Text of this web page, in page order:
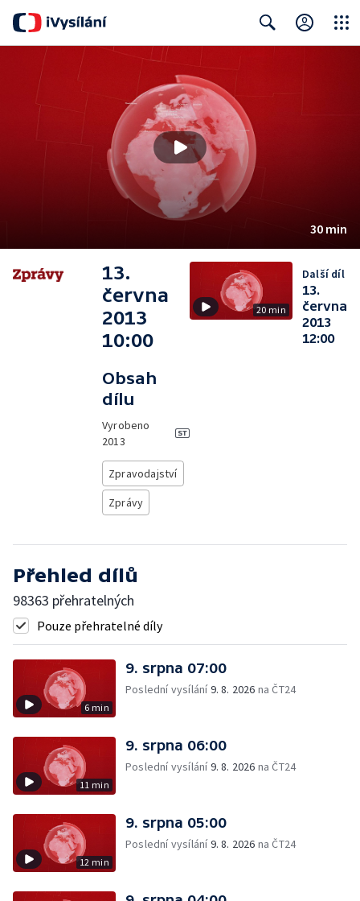
30 min
13.
června
2013
10:00
Obsah
dílu
Vyrobeno
2013
Zpravodajství
Zprávy
20 min
Další díl
13.
června
2013
12:00
Přehled dílů
98363 přehratelných
Pouze přehratelné díly
6 min
9. srpna 07:00
Poslední vysílání9. 8. 2026 na ČT24
11 min
9. srpna 06:00
Poslední vysílání9. 8. 2026 na ČT24
12 min
9. srpna 05:00
Poslední vysílání9. 8. 2026 na ČT24